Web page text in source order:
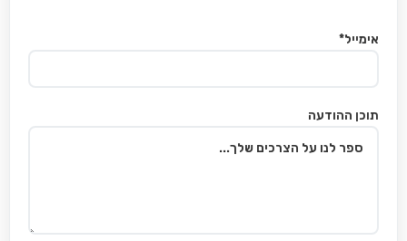
אימייל*
תוכן ההודעה